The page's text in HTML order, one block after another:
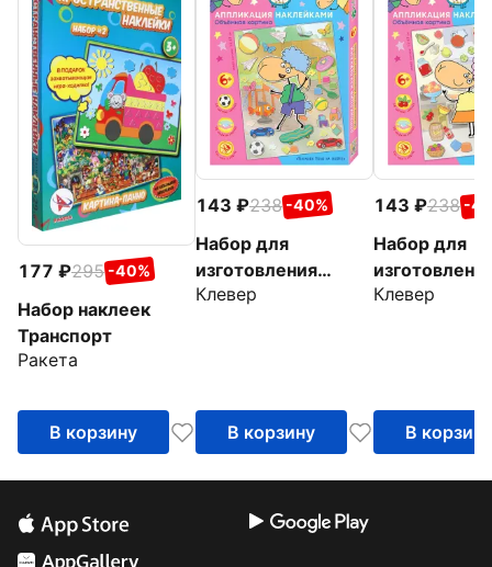
177 295 -40%
Набор наклеек
Транспорт
Ракета
В корзину
143 238 -40%
Набор для
изготовления
картины Барашек
Клевер
В корзину
143 238 -
Набор для
картины
Клевер
В корзину